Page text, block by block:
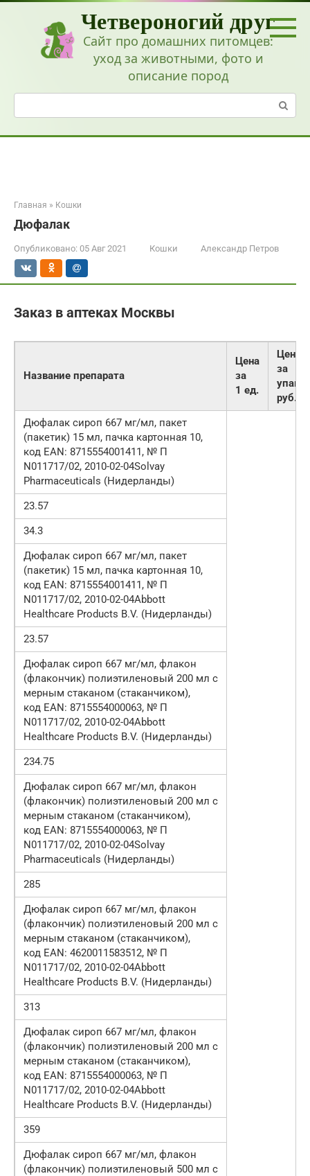
Перейти
Четвероногий друг
Сайт про домашних питомцев:
уход за животными, фото и
описание пород
Поиск:
Главная » Кошки
Дюфалак
Опубликовано: 05 Авг 2021 Кошки Александр Петров
Заказ в аптеках Москвы
Название препарата
Цена
за
1 ед.
Цена
за
упак.,
руб.
Дюфалак сироп 667 мг/мл, пакет
(пакетик) 15 мл, пачка картонная 10,
код EAN: 8715554001411, № П
N011717/02, 2010-02-04Solvay
Pharmaceuticals (Нидерланды)
23.57
34.3
Дюфалак сироп 667 мг/мл, пакет
(пакетик) 15 мл, пачка картонная 10,
код EAN: 8715554001411, № П
N011717/02, 2010-02-04Abbott
Healthcare Products B.V. (Нидерланды)
23.57
Дюфалак сироп 667 мг/мл, флакон
(флакончик) полиэтиленовый 200 мл с
мерным стаканом (стаканчиком),
код EAN: 8715554000063, № П
N011717/02, 2010-02-04Abbott
Healthcare Products B.V. (Нидерланды)
234.75
Дюфалак сироп 667 мг/мл, флакон
(флакончик) полиэтиленовый 200 мл с
мерным стаканом (стаканчиком),
код EAN: 8715554000063, № П
N011717/02, 2010-02-04Solvay
Pharmaceuticals (Нидерланды)
285
Дюфалак сироп 667 мг/мл, флакон
(флакончик) полиэтиленовый 200 мл с
мерным стаканом (стаканчиком),
код EAN: 4620011583512, № П
N011717/02, 2010-02-04Abbott
Healthcare Products B.V. (Нидерланды)
313
Дюфалак сироп 667 мг/мл, флакон
(флакончик) полиэтиленовый 200 мл с
мерным стаканом (стаканчиком),
код EAN: 8715554000063, № П
N011717/02, 2010-02-04Abbott
Healthcare Products B.V. (Нидерланды)
359
Дюфалак сироп 667 мг/мл, флакон
(флакончик) полиэтиленовый 500 мл с